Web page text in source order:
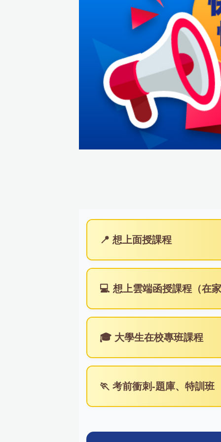
📍 想上面授課程
💻 想上雲端函授課程（在
🎓 大學生在校專班課程
🏃 考前衝刺-題庫、特訓班